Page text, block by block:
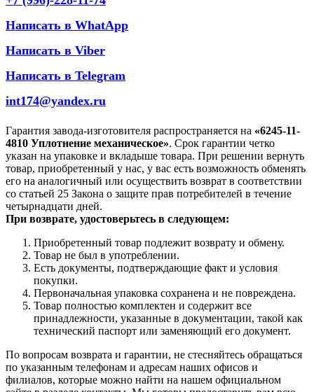
Написать в WhatApp
Написать в Viber
Написать в Telegram
int174@yandex.ru
Гарантия завода-изготовителя распространяется на «6245-11-
4810 Уплотнение механическое». Срок гарантии четко
указан на упаковке и вкладыше товара. При решении вернуть
товар, приобретенный у нас, у вас есть возможность обменять
его на аналогичный или осуществить возврат в соответствии
со статьей 25 Закона о защите прав потребителей в течение
четырнадцати дней.
При возврате, удостоверьтесь в следующем:
Приобретенный товар подлежит возврату и обмену.
Товар не был в употреблении.
Есть документы, подтверждающие факт и условия
покупки.
Первоначальная упаковка сохранена и не повреждена.
Товар полностью комплектен и содержит все
принадлежности, указанные в документации, такой как
технический паспорт или заменяющий его документ.
По вопросам возврата и гарантии, не стесняйтесь обращаться
по указанным телефонам и адресам наших офисов и
филиалов, которые можно найти на нашем официальном